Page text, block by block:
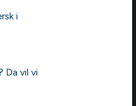
i
Da vil vi